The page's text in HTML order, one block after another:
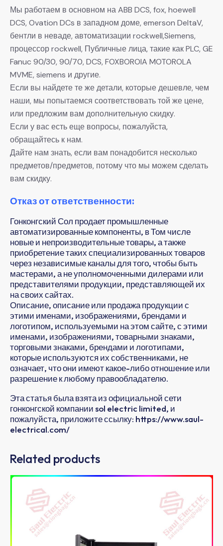
Мы работаем в основном на ABB DCS, fox, hoewell
DCS, Ovation DCs в западном доме, emerson DeltaV,
бентли в неваде, автоматизации rockwell,Siemens,
процессор rockwell, Публичные лица, такие как PLC, GE
Fanuc 90/30, 90/70, DCS, FOXBOROIA MOTOROLA
MVME, siemens и другие.
Если вы найдете те же детали, которые дешевле, чем
наши, мы попытаемся соответствовать той же цене,
или предложим вам дополнительную скидку.
Если у вас есть еще вопросы, пожалуйста,
обращайтесь к нам.
Дайте нам знать, если вам понадобится несколько
предметов/предметов, потому что мы можем сделать
вам скидку.
Отказ от ответственности:
Гонконгский Сол продает промышленные
автоматизированные компоненты, в Том числе
новые и непроизводительные товары, а также
приобретение таких специализированных товаров
через независимые каналы для того, чтобы быть
мастерами, а не уполномоченными дилерами или
представителями продукции, представляющей их
на своих сайтах.
Описание, описание или продажа продукции с
этими именами, изображениями, брендами и
логотипом, используемыми на этом сайте, с этими
именами, изображениями, товарными знаками,
торговыми знаками, брендами и логотипами,
которые используются их собственниками, не
означает, что они имеют какое-либо отношение или
разрешение к любому правообладателю.
Эта статья была взята из официальной сети
гонконгской компании sol electric limited, и
пожалуйста, приложите ссылку: https://www.saul-
electrical.com/
Related products